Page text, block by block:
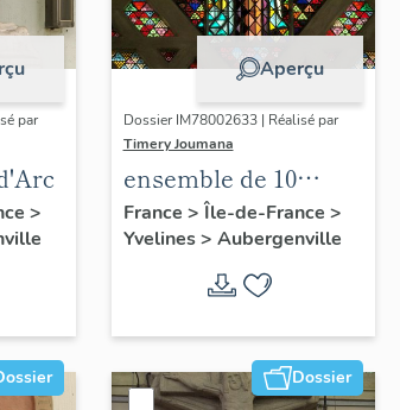
par
>
Aperçu
Dossier IM78002633 | Réalisé par
Timery Joumana
ensemble de 10
verrières
France > Île-de-France >
Yvelines> Aubergenville
Dossier